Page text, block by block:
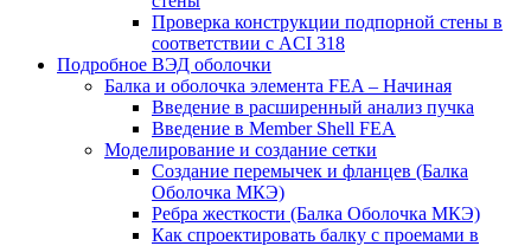
Проверка конструкции подпорной стены в
соответствии с ACI 318
Подробное ВЭД оболочки
Балка и оболочка элемента FEA – Начиная
Введение в расширенный анализ пучка
Введение в Member Shell FEA
Моделирование и создание сетки
Создание перемычек и фланцев (Балка
Оболочка МКЭ)
Ребра жесткости (Балка Оболочка МКЭ)
Как спроектировать балку с проемами в